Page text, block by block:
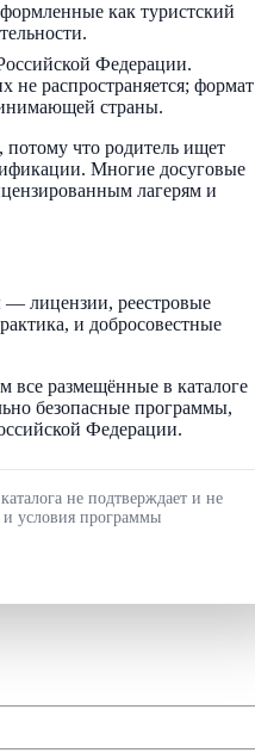
как туристский
Федерации.
не распространяется; формат
страны.
потому что родитель ищет
Многие досуговые
лагерям и
— лицензии, реестровые
и добросовестные
все размещённые в каталоге
безопасные программы,
Федерации.
не подтверждает и не
и условия программы